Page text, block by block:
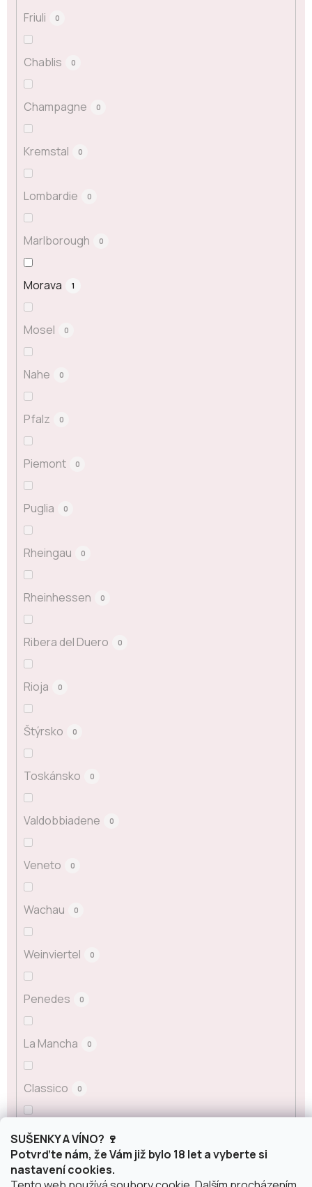
SUŠENKY A VÍNO? 🍷
Potvrďte nám, že Vám již bylo 18 let a vyberte si
nastavení cookies.
Friuli 0
Chablis 0
Champagne 0
Kremstal 0
Lombardie 0
Marlborough 0
Morava 1
Mosel 0
Nahe 0
Pfalz 0
Piemont 0
Puglia 0
Rheingau 0
Rheinhessen 0
Ribera del Duero 0
Rioja 0
Štýrsko 0
Toskánsko 0
Valdobbiadene 0
Veneto 0
Wachau 0
Weinviertel 0
Penedes 0
La Mancha 0
Classico 0
Carinena 0
Sicílie